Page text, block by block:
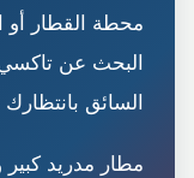
محطة القطار أو
البحث عن
السائق
مطار مدريد